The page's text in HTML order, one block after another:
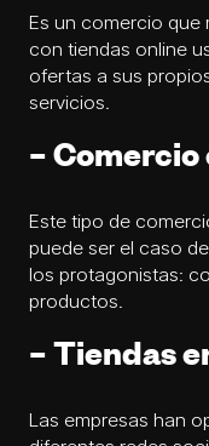
Es un comercio que
con tiendas online
ofertas a sus
servicios.
–
Este tipo de
puede ser el caso
los protagonistas:
productos.
– Tiendas
Las empresas han